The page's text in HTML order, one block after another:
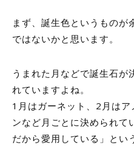
まず、誕生色というものが
ではないかと思います。
うまれた月などで誕生石が
れていますよね。
1 月はガーネット、 2 月はア
ンなど月ごとに決められて
だから愛用している」とい